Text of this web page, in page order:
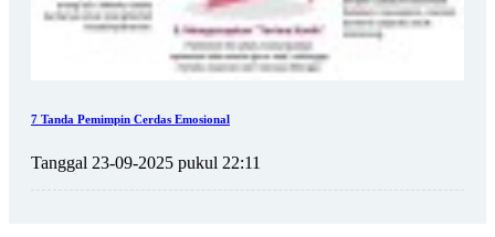
7 Tanda Pemimpin Cerdas Emosional
Tanggal 23-09-2025 pukul 22:11